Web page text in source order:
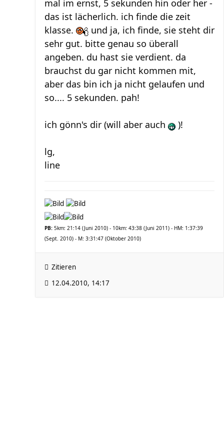
mal im ernst, 5 sekunden hin oder her -
das ist lächerlich. ich finde die zeit
klasse.
und ja, ich finde, sie steht dir
sehr gut. bitte genau so überall
angeben. du hast sie verdient. da
brauchst du gar nicht kommen mit,
aber das bin ich ja nicht gelaufen und
so.... 5 sekunden. pah!
ich gönn's dir (will aber auch )!
lg,
line
PB: 5km: 21:14 (Juni 2010) - 10km: 43:38 (Juni 2011) - HM: 1:37:39
(Sept. 2010) - M: 3:31:47 (Oktober 2010)
Zitieren
12.04.2010, 14:17